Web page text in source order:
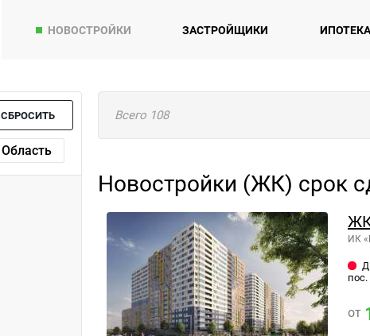
НОВОСТРОЙКИ ЗАСТРОЙЩИКИ ИПОТЕКА
СБРОСИТЬ
Область
Всего 108
Новостройки (ЖК) срок
ЖК
ИК
от